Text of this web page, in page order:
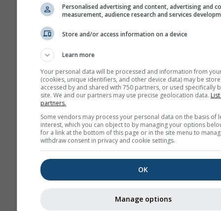
humana.
pulmões e pode reduzir a
tosse, resfriados, gripe e
bronquite
poluição do ar tem um quarto
mostrando a previsão do
Callas.
Pólen de bétulaé um dos
mais comuns transportados
durante a primavera, ou no
árvores florescem, elas
Personalised advertising and content, advertising and
measurement, audience research and services
Store and/or access information on a device
Learn more
Your personal data will be processed and information from
(cookies, unique identifiers, and other device data) may be
accessed by and shared with 750 partners, or used specifically
site. We and our partners may use precise geolocation data.
partners.
Some vendors may process your personal data on the basis of
interest, which you can object to by managing your options
for a link at the bottom of this page or in the site menu to
withdraw consent in privacy and cookie settings.
OK
Manage options